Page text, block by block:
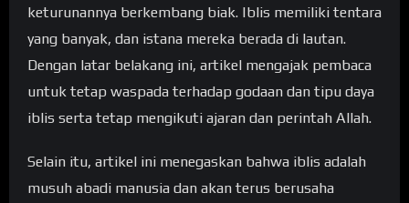
keturunannya berkembang biak. Iblis memiliki tentara
yang banyak, dan istana mereka berada di lautan.
Dengan latar belakang ini, artikel mengajak pembaca
untuk tetap waspada terhadap godaan dan tipu daya
iblis serta tetap mengikuti ajaran dan perintah Allah.
Selain itu, artikel ini menegaskan bahwa iblis adalah
musuh abadi manusia dan akan terus berusaha